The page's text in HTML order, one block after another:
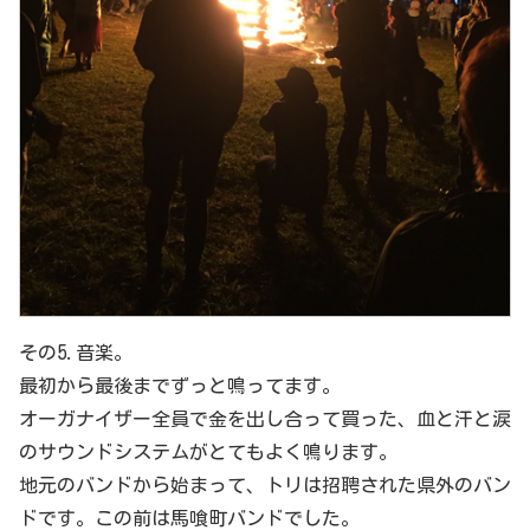
その5.音楽。
最初から最後までずっと鳴ってます。
オーガナイザー全員で金を出し合って買った、血と汗と涙
のサウンドシステムがとてもよく鳴ります。
地元のバンドから始まって、トリは招聘された県外のバン
ドです。この前は馬喰町バンドでした。